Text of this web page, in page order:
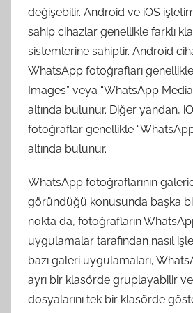
değişebilir. Android ve iOS
sahip cihazlar genellikle farklı
sistemlerine sahiptir. Android
WhatsApp fotoğrafları
Images” veya “WhatsApp
altında bulunur. Diğer yandan,
fotoğraflar genellikle
altında bulunur.
WhatsApp fotoğraflarının
göründüğü konusunda başka
nokta da, fotoğrafların
uygulamalar tarafından nasıl
bazı galeri uygulamaları,
ayrı bir klasörde gruplayabilir
dosyalarını tek bir klasörde